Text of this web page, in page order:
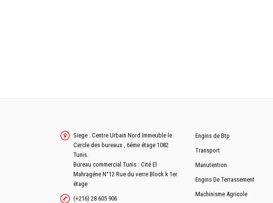
DIMENSION PNEUS
JANTES
FREINAGE
Siege : Centre Urbain Nord Immeuble le
Cercle des bureaux , 6éme étage 1082
Tunis.
Bureau commercial Tunis : Cité El
Mahragéne N°12 Rue du verre Block k 1er
étage
(+216) 28 605 906
Engins de Btp
Transport
Manutention
Engins De Terrassement
Machinisme Agricole